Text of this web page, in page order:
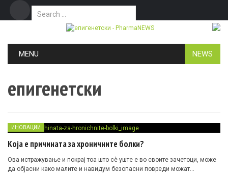
Search for:
MENU NEWS
епигенетски
ИНОВАЦИИ
Која е причината за хроничните болки?
Ова истражување и покрај тоа што сè уште е во своите зачетоци, може
да објасни како малите и навидум безопасни повреди можат…